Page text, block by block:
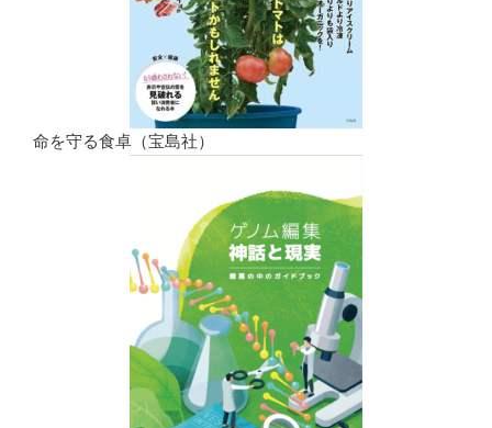
命を守る食卓（宝島社）